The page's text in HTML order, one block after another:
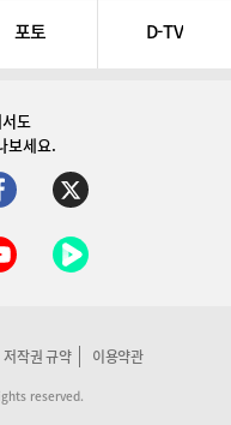
포토 D-TV
도
보세요.
저작권 규약 이용약관
reserved.